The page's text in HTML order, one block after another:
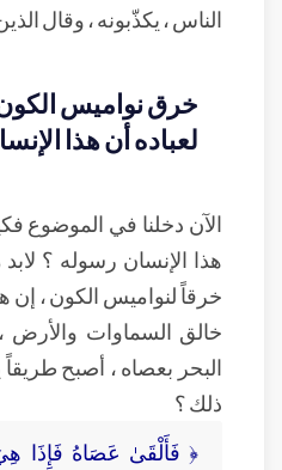
الناس ، يكذّبونه ، وقال
خرق نواميس
لعباده أن هذا
الآن دخلنا في الموضوع
هذا الإنسان رسوله ؟
خرقاً لنواميس الكون ، إن
خالق السماوات
البحر بعصاه ، أصبح
ذلك ؟